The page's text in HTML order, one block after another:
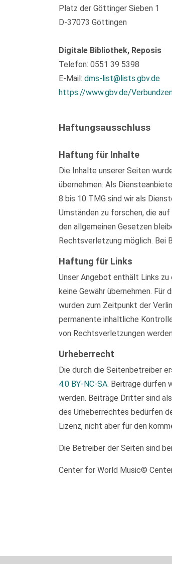
Platz der Göttinger Sieben 1
D-37073 Göttingen
Digitale Bibliothek, Reposis
Telefon: 0551 39 5398
E-Mail: dms-list@lists.gbv.de
https://www.gbv.de/
Haftungsausschluss
Haftung für Inhalte
Die Inhalte unserer Seiten
übernehmen. Als
8 bis 10 TMG sind wir als
Umständen zu forschen, die
den allgemeinen Gesetzen
Rechtsverletzung möglich. Bei
Haftung für Links
Unser Angebot enthält Links
keine Gewähr übernehmen.
wurden zum Zeitpunkt der
permanente inhaltliche
von Rechtsverletzungen
Urheberrecht
Die durch die Seitenbetreiber
4.0 BY-NC-SA. Beiträge dürfen
werden. Beiträge Dritter sind
des Urheberrechtes bedürfen
Lizenz, nicht aber für den
Die Betreiber der Seiten sind
Center for World Music©